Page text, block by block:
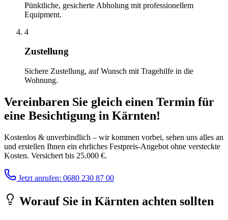
Pünktliche, gesicherte Abholung mit professionellem
Equipment.
4
Zustellung
Sichere Zustellung, auf Wunsch mit Tragehilfe in die
Wohnung.
Vereinbaren Sie gleich einen Termin für
eine Besichtigung in Kärnten!
Kostenlos & unverbindlich – wir kommen vorbei, sehen uns alles an
und erstellen Ihnen ein ehrliches Festpreis-Angebot ohne versteckte
Kosten. Versichert bis 25.000 €.
Jetzt anrufen: 0680 230 87 00
Worauf Sie in Kärnten achten sollten